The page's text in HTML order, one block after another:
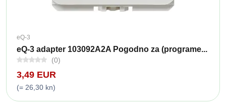
eQ-3
eQ-3 adapter 103092A2A Pogodno za (programe...
(0)
3,49 EUR
(= 26,30 kn)